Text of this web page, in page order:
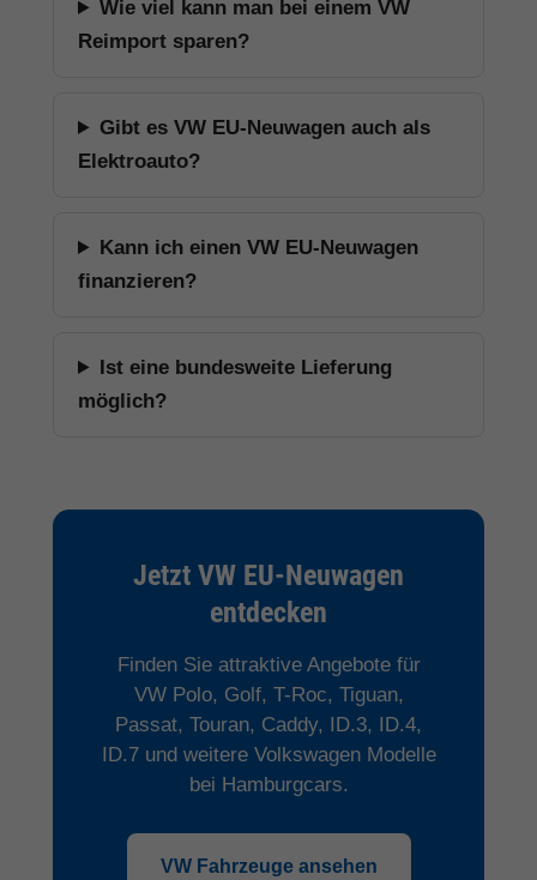
Wie viel kann man bei einem VW
Reimport sparen?
Gibt es VW EU-Neuwagen auch als
Elektroauto?
Kann ich einen VW EU-Neuwagen
finanzieren?
Ist eine bundesweite Lieferung
möglich?
Jetzt VW EU-Neuwagen
entdecken
Finden Sie attraktive Angebote für
VW Polo, Golf, T-Roc, Tiguan,
Passat, Touran, Caddy, ID.3, ID.4,
ID.7 und weitere Volkswagen Modelle
bei Hamburgcars.
VW Fahrzeuge ansehen